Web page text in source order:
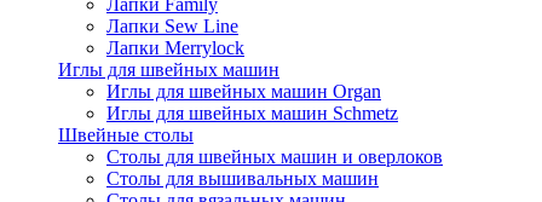
Лапки Family
Лапки Sew Line
Лапки Merrylock
Иглы для швейных машин
Иглы для швейных машин Organ
Иглы для швейных машин Schmetz
Швейные столы
Столы для швейных машин и оверлоков
Столы для вышивальных машин